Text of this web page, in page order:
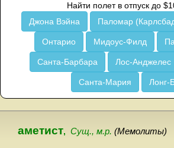
Найти полет в отпуск до
Джона Вэйна
Паломар
Онтарио Мидоус-Филд
Санта-Барбара Лос-Анджелес
Санта-Мария Лонг-
аметист, Сущ., м.р. (Мемолиты)